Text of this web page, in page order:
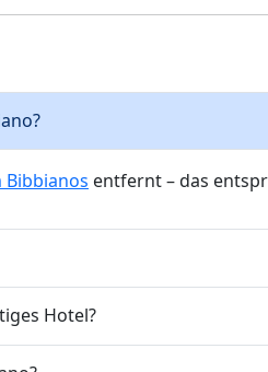
entfernt – das
Hotel?